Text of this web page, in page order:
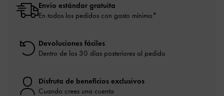
Envío estándar gratuita
En todos los pedidos con gasto mínimo*
Devoluciones fáciles
Dentro de los 30 días posteriores al pedido
Disfruta de beneficios exclusivos
Cuando crees una cuenta